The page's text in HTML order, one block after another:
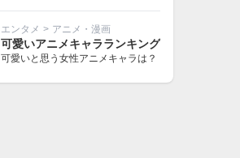
エンタメ > アニメ・漫画
可愛いアニメキャラランキング
可愛いと思う女性アニメキャラは？